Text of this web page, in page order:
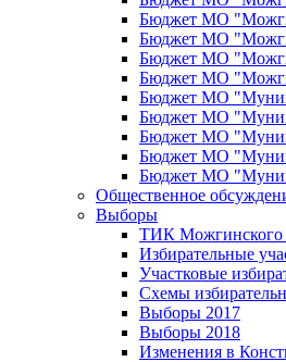
Бюджет МО
Бюджет МО
Бюджет МО
Бюджет МО
Бюджет МО
Бюджет МО
Бюджет МО
Бюджет МО
Бюджет МО
Общественное
Выборы
ТИК Можгинского
Избирательные
Участковые
Схемы
Выборы 2017
Выборы 2018
Изменения в